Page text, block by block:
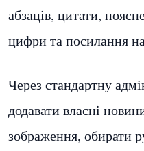
абзаців, цитати,
цифри та посилання
Через стандартну
додавати власні
зображення, обирати